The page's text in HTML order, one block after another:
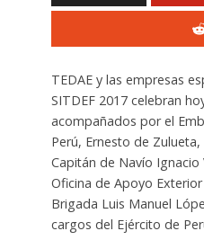
TEDAE y las empresas
SITDEF 2017 celebran
acompañados por el
Perú, Ernesto de
Capitán de Navío Ignacio
Oficina de Apoyo Exterior
Brigada Luis Manuel
cargos del Ejército de